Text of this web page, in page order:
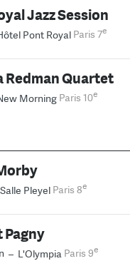
Jazz Session
Pont Royal Paris 7e
Redman Quartet
Morning Paris 10e
Salle Pleyel Paris 8e
Pagny
– L'Olympia Paris 9e